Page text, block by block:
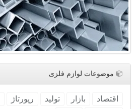
موضوعات لوازم فلزی
اقتصاد بازار تولید رپورتاژ